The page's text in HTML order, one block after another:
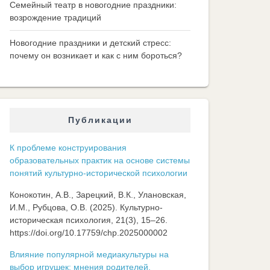
Семейный театр в новогодние праздники:
возрождение традиций
Новогодние праздники и детский стресс:
почему он возникает и как с ним бороться?
Публикации
К проблеме конструирования
образовательных практик на основе системы
понятий культурно-исторической психологии
Конокотин, А.В., Зарецкий, В.К., Улановская,
И.М., Рубцова, О.В. (2025). Культурно-
историческая психология, 21(3), 15–26.
https://doi.org/10.17759/chp.2025000002
Влияние популярной медиакультуры на
выбор игрушек: мнения родителей,